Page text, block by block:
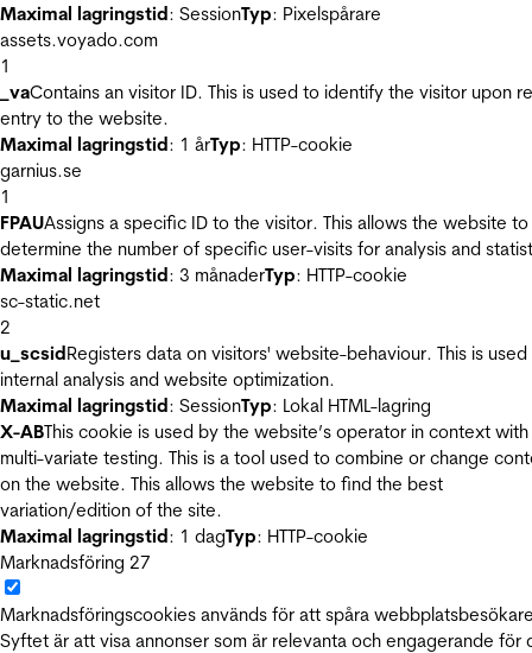
Maximal lagringstid: SessionTyp: Pixelspårare
assets.voyado.com
1
_vaContains an visitor ID. This is used to identify the visitor upon
entry to the website.
Maximal lagringstid: 1 årTyp: HTTP-cookie
garnius.se
1
FPAUAssigns a specific ID to the visitor. This allows the website to
determine the number of specific user-visits for analysis and
Maximal lagringstid: 3 månaderTyp: HTTP-cookie
sc-static.net
2
u_scsidRegisters data on visitors' website-behaviour. This is
internal analysis and website optimization.
Maximal lagringstid: SessionTyp: Lokal HTML-lagring
X-ABThis cookie is used by the website’s operator in context with
multi-variate testing. This is a tool used to combine or change
on the website. This allows the website to find the best
variation/edition of the site.
Maximal lagringstid: 1 dagTyp: HTTP-cookie
Marknadsföring 27
Marknadsföringscookies används för att spåra
Syftet är att visa annonser som är relevanta och engagerande för